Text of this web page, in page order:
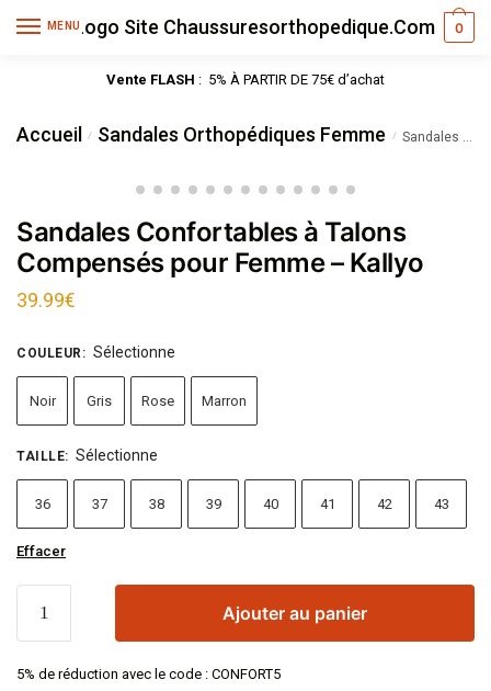
MENU 0
Vente FLASH : 5% À PARTIR DE 75€ d’achat
Accueil / Sandales Orthopédiques Femme / Sandales Confortables à Talons Compensés pour Femme – Kallyo
Sandales Confortables à Talons
Compensés pour Femme – Kallyo
39.99€
COULEUR : Sélectionne
Noir Gris Rose Marron
TAILLE: Sélectionne
36 37 38 39 40 41 42 43
Effacer
Ajouter au panier
5% de réduction avec le code : CONFORT5